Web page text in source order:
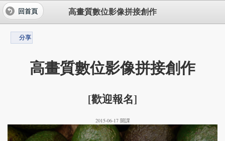
高畫質數位影像拼接創作
回首頁
分享
高畫質數位影像拼接創作
[歡迎報名]
2015-06-17 開課